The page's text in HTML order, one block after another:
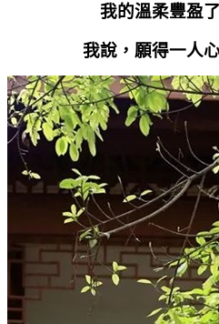
我的溫柔豐盈
我說，願得一人